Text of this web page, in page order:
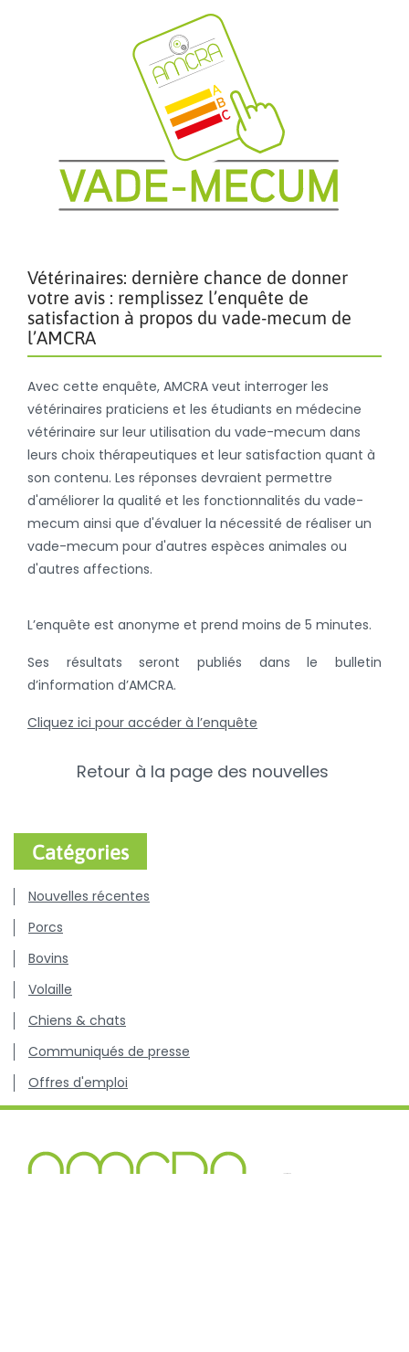
Vétérinaires: dernière chance de donner
votre avis : remplissez l’enquête de
satisfaction à propos du vade-mecum de
l’AMCRA
Avec cette enquête, AMCRA veut interroger les
vétérinaires praticiens et les étudiants en médecine
vétérinaire sur leur utilisation du vade-mecum dans
leurs choix thérapeutiques et leur satisfaction quant à
son contenu. Les réponses devraient permettre
d'améliorer la qualité et les fonctionnalités du vade-
mecum ainsi que d'évaluer la nécessité de réaliser un
vade-mecum pour d'autres espèces animales ou
d'autres affections.
L’enquête est anonyme et prend moins de 5 minutes.
Ses résultats seront publiés dans le bulletin
d’information d’AMCRA.
Cliquez ici pour accéder à l’enquête
Retour à la page des nouvelles
Catégories
Nouvelles récentes
Porcs
Bovins
Volaille
Chiens & chats
Communiqués de presse
Offres d'emploi